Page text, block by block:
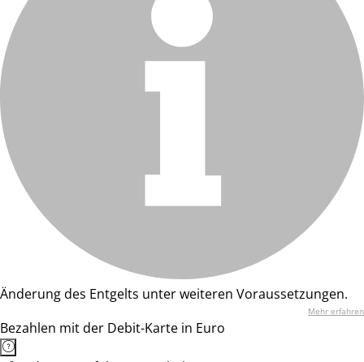
Änderung des Entgelts unter weiteren Voraussetzungen.
Mehr erfahren
Bezahlen mit der Debit-Karte in Euro